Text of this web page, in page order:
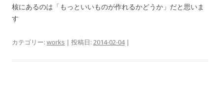
核にあるのは「もっといいものが作れるかどうか」だと思いま
す
カテゴリー: works | 投稿日: 2014-02-04|